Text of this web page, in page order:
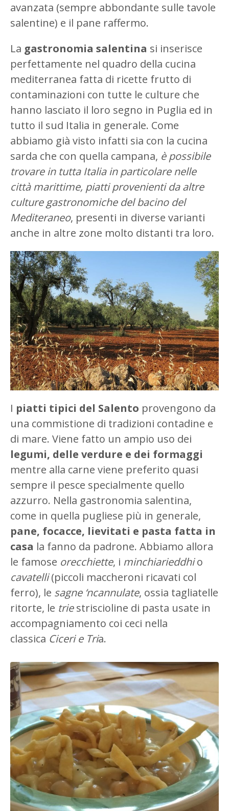
avanzata (sempre abbondante sulle tavole
salentine) e il pane raffermo.
La gastronomia salentina si inserisce
perfettamente nel quadro della cucina
mediterranea fatta di ricette frutto di
contaminazioni con tutte le culture che
hanno lasciato il loro segno in Puglia ed in
tutto il sud Italia in generale. Come
abbiamo già visto infatti sia con la cucina
sarda che con quella campana, è possibile
trovare in tutta Italia in particolare nelle
città marittime, piatti provenienti da altre
culture gastronomiche del bacino del
Mediteraneo, presenti in diverse varianti
anche in altre zone molto distanti tra loro.
I piatti tipici del Salento provengono da
una commistione di tradizioni contadine e
di mare. Viene fatto un ampio uso dei
legumi, delle verdure e dei formaggi
mentre alla carne viene preferito quasi
sempre il pesce specialmente quello
azzurro. Nella gastronomia salentina,
come in quella pugliese più in generale,
pane, focacce, lievitati e pasta fatta in
casa la fanno da padrone. Abbiamo allora
le famose orecchiette, i minchiarieddhio
cavatelli(piccoli maccheroni ricavati col
ferro), le sagne ‘ncannulate, ossia tagliatelle
ritorte, le triestriscioline di pasta usate in
accompagniamento coi ceci nella
classica Ciceri e Tria.